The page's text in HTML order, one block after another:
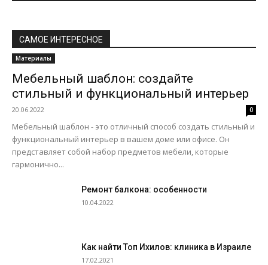
САМОЕ ИНТЕРЕСНОЕ
Материалы
Мебельный шаблон: создайте
стильный и функциональный интерьер
20.06.2022 0
Мебельный шаблон - это отличный способ создать стильный и
функциональный интерьер в вашем доме или офисе. Он
представляет собой набор предметов мебели, которые
гармонично...
Ремонт балкона: особенности
10.04.2022
Как найти Топ Ихилов: клиника в Израиле
17.02.2021